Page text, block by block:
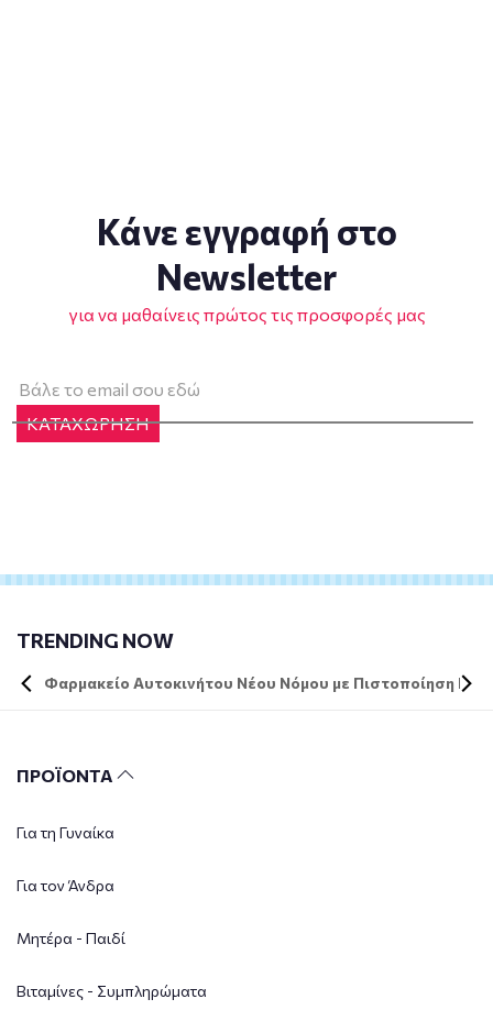
Κάνε εγγραφή στο
Newsletter
για να μαθαίνεις πρώτος τις προσφορές μας
ΚΑΤΑΧΩΡΗΣΗ
TRENDING NOW
Φαρμακείο Αυτοκινήτου Νέου Νόμου με Πιστοποίηση DIN
ΠΡΟΪΟΝΤΑ
Για τη Γυναίκα
Για τον Άνδρα
Μητέρα - Παιδί
Βιταμίνες - Συμπληρώματα